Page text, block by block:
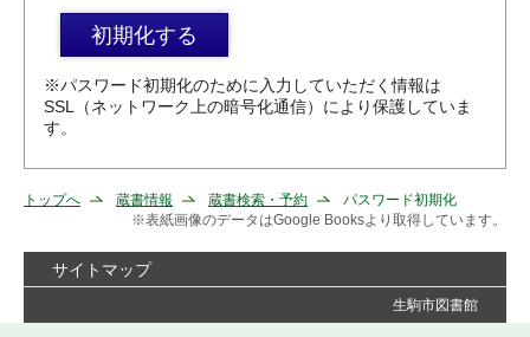
※パスワード初期化のために入力していただく情報は
SSL（ネットワーク上の暗号化通信）により保護していま
す。
トップへ 蔵書情報 蔵書検索・予約
パスワード初期化
※表紙画像のデータはGoogle Booksより取得しています。
サイトマップ
生駒市図書館